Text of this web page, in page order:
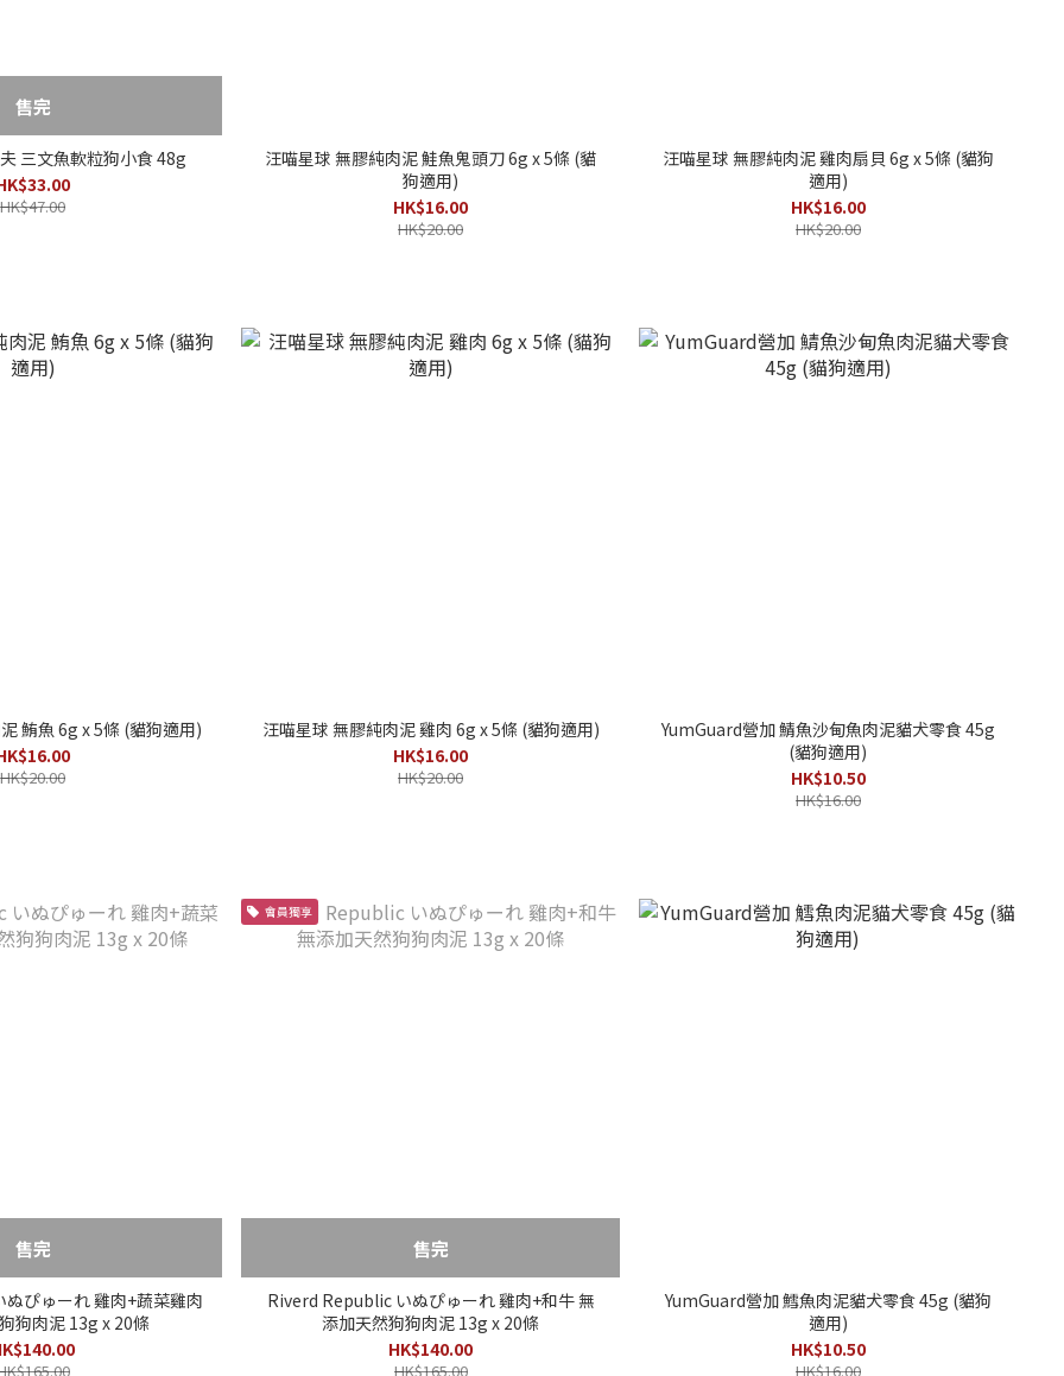
售完
三文魚軟粒狗小食 48g
HK$47.00
汪喵星球 無膠純肉泥 鮭魚鬼頭刀 6g x 5條 (貓
狗適用)
HK$16.00
HK$20.00
汪喵星球 無膠純肉泥 雞肉扇貝 6g x 5條 (貓狗
適用)
HK$16.00
HK$20.00
鮪魚 6g x 5條 (貓狗適用)
HK$20.00
汪喵星球 無膠純肉泥 雞肉 6g x 5條 (貓狗適用)
HK$16.00
HK$20.00
YumGuard營加 鯖魚沙甸魚肉泥貓犬零食 45g
(貓狗適用)
HK$10.50
HK$16.00
售完
ぴゅーれ 雞肉+蔬菜雞肉
狗肉泥 13g x 20條
會員獨享
售完
Riverd Republic いぬぴゅーれ 雞肉+和牛 無
添加天然狗狗肉泥 13g x 20條
HK$140.00
HK$165.00
YumGuard營加 鱈魚肉泥貓犬零食 45g (貓狗
適用)
HK$10.50
HK$16.00